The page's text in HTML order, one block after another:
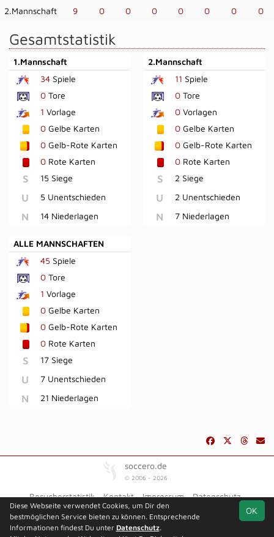
2.Mannschaft 9 0 0 0 0 0 0 0
Gesamtstatistik
1.Mannschaft
34 Spiele
0 Tore
1 Vorlage
0 Gelbe Karten
0 Gelb-Rote Karten
0 Rote Karten
S 15 Siege
U 5 Unentschieden
N 14 Niederlagen
2.Mannschaft
11 Spiele
0Tore
0Vorlagen
0Gelbe Karten
0Gelb-Rote Karten
0Rote Karten
S 2 Siege
U 2 Unentschieden
N 7 Niederlagen
ALLE MANNSCHAFTEN
45 Spiele
0 Tore
1 Vorlage
0 Gelbe Karten
0 Gelb-Rote Karten
0 Rote Karten
S 17 Siege
U 7 Unentschieden
N 21 Niederlagen
soccero.de
© 2006 - 2026
Besucherstatistik Kontakt Impressum
Datenschutz
OK
Diese Webseite verwendet Cookies, um Dir den
bestmöglichen Service bieten zu können. Entsprechende
Informationen findest Du unter Datenschutz.